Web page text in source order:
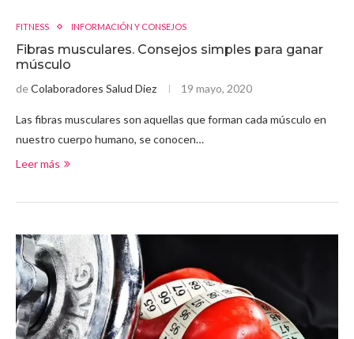
FITNESS INFORMACIÓN Y CONSEJOS
Fibras musculares. Consejos simples para ganar
músculo
deColaboradores Salud Diez 19 mayo, 2020
Las fibras musculares son aquellas que forman cada músculo en
nuestro cuerpo humano, se conocen…
Leer más